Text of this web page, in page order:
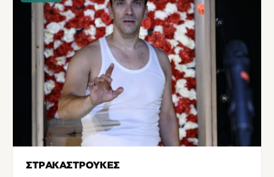
ΣΤΡΑΚΑΣΤΡΟΥΚΕΣ